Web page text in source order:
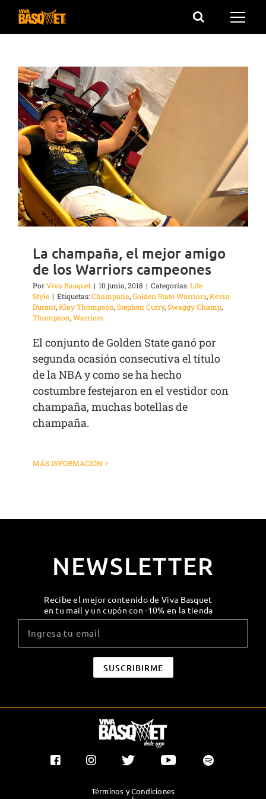
Saltar
La champaña, el mejor amigo
de los Warriors campeones
PorViva Basquet | 10 junio, 2018 | Categorías:Life
Style | Etiquetas:Champaña,Golden State Warriors,Kevin
Durant,Klay Thompson,Stephen Curry,Swaggy Champ,
Thompson,Warriors
El conjunto de Golden State ganó por
segunda ocasión consecutiva el título
de la NBA y como se ha hecho
costumbre festejaron en el vestidor con
champaña, muchas botellas de
champaña.
MÁS INFORMACIÓN
NEWSLETTER
Recibe el mejor contenido de Viva Basquet
en tu mail y un cupón con -10% en la tienda
Términos y Condiciones